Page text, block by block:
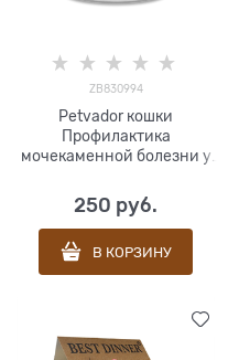
ZB830994
Petvador кошки
Профилактика
мочекаменной болезни у
250 руб.
В КОРЗИНУ